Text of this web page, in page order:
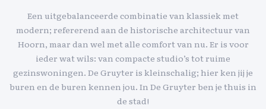
Een uitgebalanceerde combinatie van klassiek met
modern; refererend aan de historische architectuur van
Hoorn, maar dan wel met alle comfort van nu. Er is voor
ieder wat wils: van compacte studio’s tot ruime
gezinswoningen. De Gruyter is kleinschalig; hier ken jij je
buren en de buren kennen jou. In De Gruyter ben je thuis in
de stad!